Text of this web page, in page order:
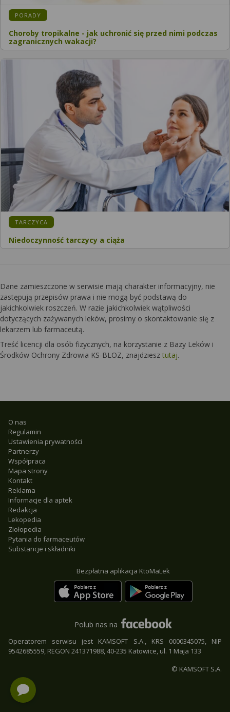
KATEGORIA:
PORADY
Choroby tropikalne - jak uchronić się przed nimi podczas
zagranicznych wakacji?
KATEGORIA:
TARCZYCA
Niedoczynność tarczycy a ciąża
Dane zamieszczone w serwisie mają charakter informacyjny, nie
zastępują przepisów prawa i nie mogą być podstawą do
jakichkolwiek roszczeń. W razie jakichkolwiek wątpliwości
dotyczących zażywanych leków, prosimy o skontaktowanie się z
lekarzem lub farmaceutą.
Treść licencji dla osób fizycznych, na korzystanie z Bazy Leków i
Środków Ochrony Zdrowia KS-BLOZ, znajdziesz tutaj.
O nas
Regulamin
Ustawienia prywatności
Partnerzy
Współpraca
Mapa strony
Kontakt
Reklama
Informacje dla aptek
Redakcja
Lekopedia
Ziołopedia
Pytania do farmaceutów
Substancje i składniki
Bezpłatna aplikacja KtoMaLek
Polub nas na
Operatorem serwisu jest KAMSOFT S.A., KRS 0000345075, NIP
9542685559, REGON 241371988, 40-235 Katowice, ul. 1 Maja 133
© KAMSOFT S.A.